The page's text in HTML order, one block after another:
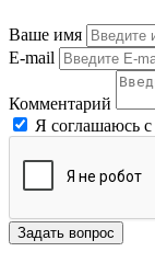
Ваше имя
E-mail
Комментарий
Я соглашаюсь с
Задать вопрос